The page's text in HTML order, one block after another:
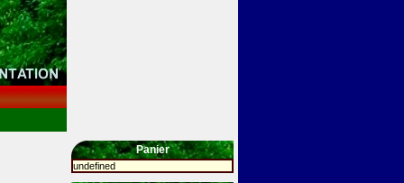
Panier
undefined